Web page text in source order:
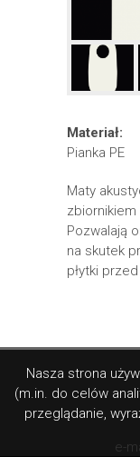
Materiał:
Pianka PE
Maty
Pozwalają
na skutek
płytki
e-
Nasza strona
(m.in. do celów
przeglądanie,